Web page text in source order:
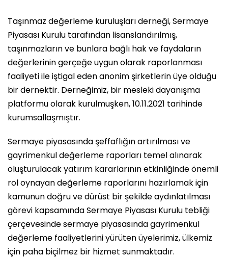
Taşınmaz değerleme kuruluşları derneği, Sermaye
Piyasası Kurulu tarafından lisanslandırılmış,
taşınmazların ve bunlara bağlı hak ve faydaların
değerlerinin gerçeğe uygun olarak raporlanması
faaliyeti ile iştigal eden anonim şirketlerin üye olduğu
bir dernektir. Derneğimiz, bir mesleki dayanışma
platformu olarak kurulmuşken, 10.11.2021 tarihinde
kurumsallaşmıştır.
Sermaye piyasasında şeffaflığın artırılması ve
gayrimenkul değerleme raporları temel alınarak
oluşturulacak yatırım kararlarının etkinliğinde önemli
rol oynayan değerleme raporlarını hazırlamak için
kamunun doğru ve dürüst bir şekilde aydınlatılması
görevi kapsamında Sermaye Piyasası Kurulu tebliği
çerçevesinde sermaye piyasasında gayrimenkul
değerleme faaliyetlerini yürüten üyelerimiz, ülkemiz
için paha biçilmez bir hizmet sunmaktadır.